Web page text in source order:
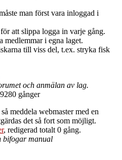
man först vara inloggad i
att slippa logga in varje gång.
medlemmar i egna laget.
till viss del, t.ex. stryka fisk
och anmälan av lag.
gånger
meddela webmaster med en
det så fort som möjligt.
, redigerad totalt 0 gång.
bifogar manual